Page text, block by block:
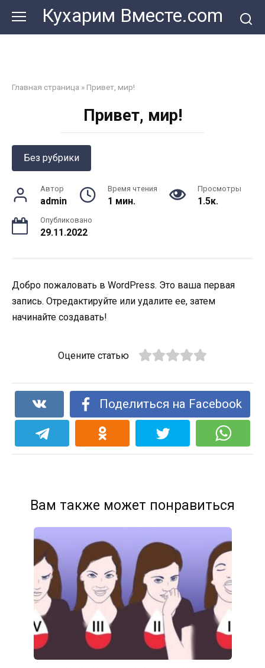
контенту
Кухарим Вместе.com
Главная страница » Привет, мир!
Привет, мир!
Без рубрики
Автор
admin
Время чтения
1 мин.
Просмотры
1.5к.
Опубликовано
29.11.2022
Добро пожаловать в WordPress. Это ваша первая
запись. Отредактируйте или удалите ее, затем
начинайте создавать!
Оцените статью
Поделиться на Facebook
Вам также может понравиться